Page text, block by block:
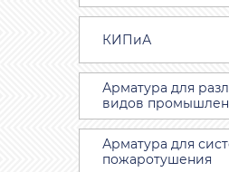
КИПиА
Арматура для
видов
Арматура для
пожаротушения